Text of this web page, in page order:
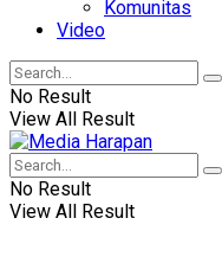
Komunitas
Video
No Result
View All Result
No Result
View All Result